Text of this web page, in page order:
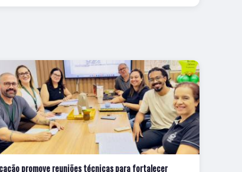
promove reuniões técnicas para fortalecer